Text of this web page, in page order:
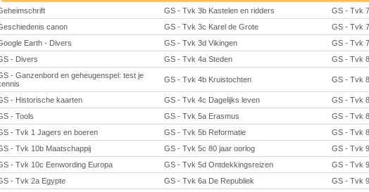
GS - Tvk 3b Kastelen en ridders
GS - Tvk
canon
GS - Tvk 3c Karel de Grote
GS - Tvk
Earth - Divers
GS - Tvk 3d Vikingen
GS - Tvk
- Divers
GS - Tvk 4a Steden
GS - Tvk
- Ganzenbord en geheugenspel: test je
GS - Tvk 4b Kruistochten GS - Tvk
- Historische kaarten GS - Tvk 4c Dagelijks leven
GS - Tvk
- Tools
GS - Tvk 5a Erasmus
GS - Tvk
- Tvk 1 Jagers en boeren
GS - Tvk 5b Reformatie
GS - Tvk
- Tvk 10b Maatschappij
GS - Tvk 5c 80 jaar oorlog
GS - Tvk
- Tvk 10c Eenwording Europa
GS - Tvk 5d Ontdekkingsreizen
GS - Tvk
- Tvk 2a Egypte
GS - Tvk 6a De Republiek
GS - Tvk